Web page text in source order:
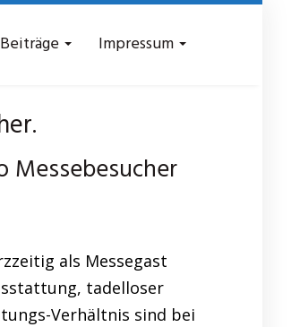
Beiträge Impressum
Messebesucher
als Messegast
tadelloser
Verhältnis sind bei